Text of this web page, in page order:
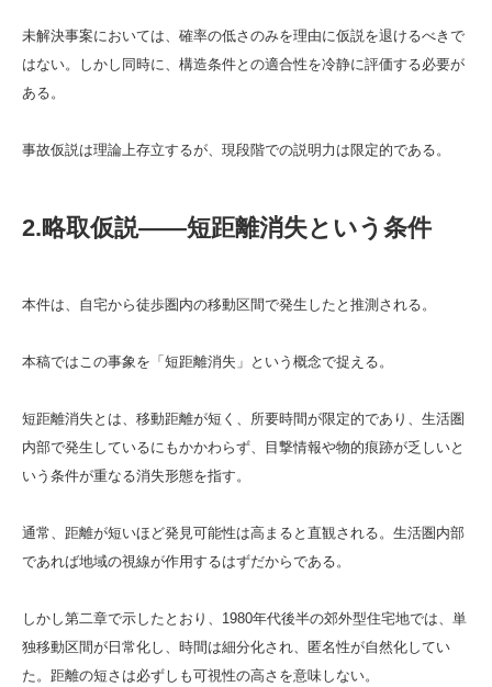
未解決事案においては、確率の低さのみを理由に仮説を退けるべきで
はない。しかし同時に、構造条件との適合性を冷静に評価する必要が
ある。
事故仮説は理論上存立するが、現段階での説明力は限定的である。
2.略取仮説――短距離消失という条件
本件は、自宅から徒歩圏内の移動区間で発生したと推測される。
本稿ではこの事象を「短距離消失」という概念で捉える。
短距離消失とは、移動距離が短く、所要時間が限定的であり、生活圏
内部で発生しているにもかかわらず、目撃情報や物的痕跡が乏しいと
いう条件が重なる消失形態を指す。
通常、距離が短いほど発見可能性は高まると直観される。生活圏内部
であれば地域の視線が作用するはずだからである。
しかし第二章で示したとおり、1980年代後半の郊外型住宅地では、単
独移動区間が日常化し、時間は細分化され、匿名性が自然化してい
た。距離の短さは必ずしも可視性の高さを意味しない。